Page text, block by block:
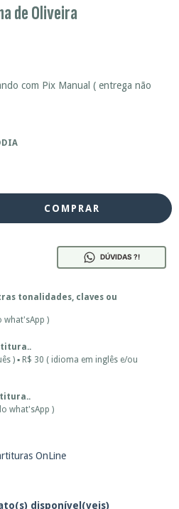
de Oliveira
com Pix Manual ( entrega não
DÚVIDAS ?!
tonalidades, claves ou
what'sApp )
) ▪ R$ 30 ( idioma em inglês e/ou
what'sApp )
OnLine
disponível(veis)